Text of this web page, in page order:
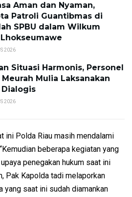
Aman dan Nyaman,
Patroli Guantibmas di
SPBU dalam Wilkum
2026
Situasi Harmonis, Personel
Meurah Mulia Laksanakan
Dialogis
2026
ini Polda Riau masih mendalami
beberapa kegiatan yang
penegakan hukum saat ini
Pak Kapolda tadi melaporkan
yang saat ini sudah diamankan